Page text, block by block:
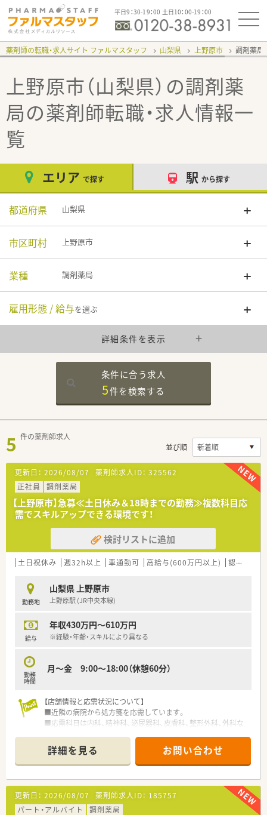
平日9：30-19：00 土日10：00-19：00
薬剤師の転職・求人サイト ファルマスタッフ 山梨県 上野原市 調剤薬局
上野原市（山梨県）の調剤薬
局の薬剤師転職・求人情報一
覧
エリア で探す 駅 から探す
都道府県 山梨県
市区町村 上野原市
業種 調剤薬局
雇用形態 / 給与を選ぶ
詳細条件を表示
条件に合う求人
5件を検索する
5 件の薬剤師求人
並び順
更新日： 2026/08/07 薬剤師求人ID： 325562
正社員
調剤薬局
【上野原市】急募≪土日休み＆18時までの勤務≫複数科目応
需でスキルアップできる環境です！
検討リストに追加
土日祝休み 週32h以上 車通勤可 高給与(600万円以上) 認定薬剤師取得支援あり
勤務地
山梨県 上野原市
上野原駅 (JR中央本線)
給与
年収430万円～610万円
※経験・年齢・スキルにより異なる
勤務
時間
月～金 9:00～18:00（休憩60分）
【店舗情報と応需状況について】
■近隣の病院から処方箋を応需しています。
■応需科目は内科、精神科、泌尿器科、皮膚科、整形外科、外科な
■常勤3名、パート2名の計5名の薬剤師が在籍しており、事務ス
タッフ3名と協力しながら常時4名体制で手厚く運営していま
す。
【職場環境と雰囲気】
■東証プライム上場グループならではの安定した経営基盤があ
り、コンプライアンス遵守の意識が非常に高く安心して勤務でき
詳細を見る お問い合わせ
更新日： 2026/08/07 薬剤師求人ID： 185757
パート・アルバイト
調剤薬局